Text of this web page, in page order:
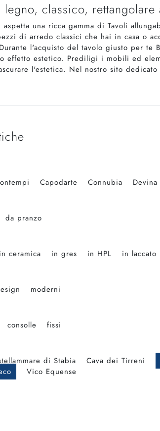
legno, classico,
una ricca gamma di Tavoli
di arredo classici che hai in casa o
l'acquisto del tavolo giusto per
effetto estetico. Prediligi i mobili ed
l'estetica. Nel nostro sito
Capodarte Connubia
da pranzo
in ceramica in gres in HPL in laccato
moderni
consolle fissi
di Stabia Cava dei Tirreni
Vico Equense